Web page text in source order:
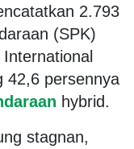
2.793
(SPK)
42,6 persennya
hybrid.
stagnan,